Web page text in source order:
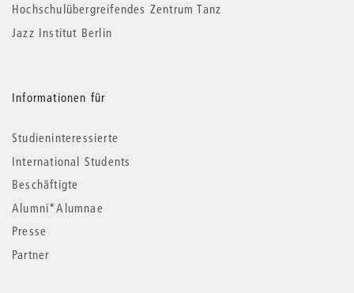
Hochschulübergreifendes Zentrum Tanz
Jazz Institut Berlin
Informationen für
Studieninteressierte
International Students
Beschäftigte
Alumni*Alumnae
Presse
Partner